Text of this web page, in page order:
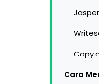
Cara